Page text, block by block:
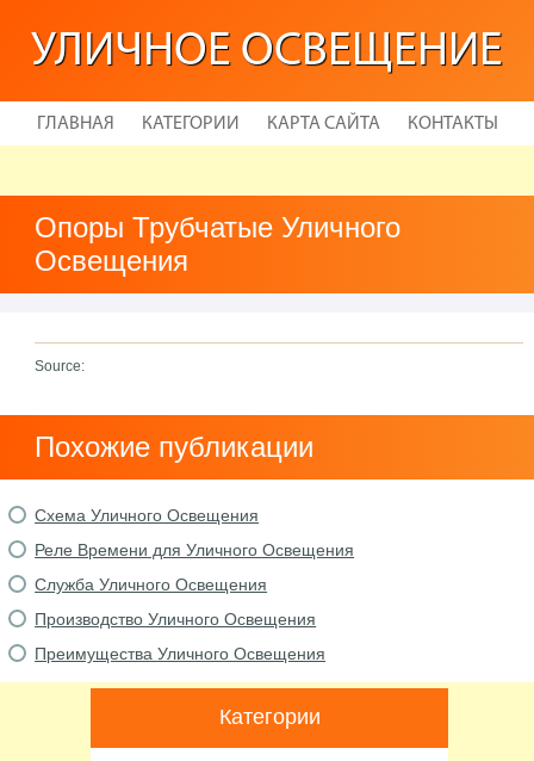
УЛИЧНОЕ ОСВЕЩЕНИЕ
ГЛАВНАЯ КАТЕГОРИИ КАРТА САЙТА КОНТАКТЫ
Опоры Трубчатые Уличного
Освещения
Source:
Похожие публикации
Схема Уличного Освещения
Реле Времени для Уличного Освещения
Служба Уличного Освещения
Производство Уличного Освещения
Преимущества Уличного Освещения
Категории